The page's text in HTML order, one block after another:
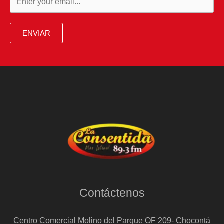
García
han
ENVIAR
Contáctenos
Centro Comercial Molino del Parque OF 209- Chocontá